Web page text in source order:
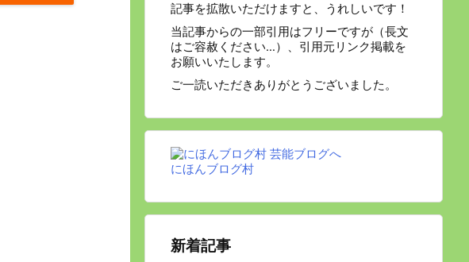
記事を拡散いただけますと、うれしいです！
当記事からの一部引用はフリーですが（長文
はご容赦ください…）、引用元リンク掲載を
お願いいたします。
ご一読いただきありがとうございました。
にほんブログ村
新着記事